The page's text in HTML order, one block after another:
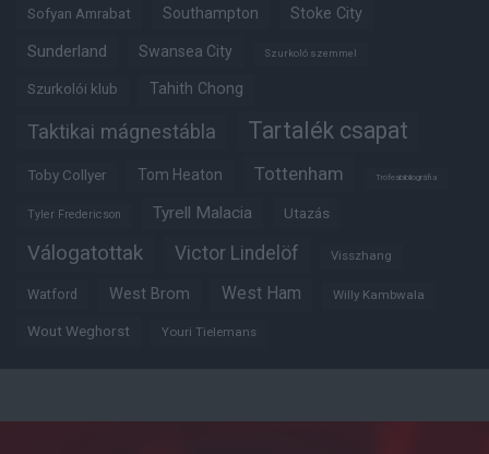
Sofyan Amrabat Southampton Stoke City
Sunderland Swansea City Szurkoló szemmel
Szurkolói klub Tahith Chong
Taktikai mágnestábla Tartalék csapat
Toby Collyer Tom Heaton Tottenham Trófeabibliográfia
Tyler Fredericson Tyrell Malacia Utazás
Válogatottak Victor Lindelöf Visszhang
Watford West Brom West Ham Willy Kambwala
Wout Weghorst Youri Tielemans